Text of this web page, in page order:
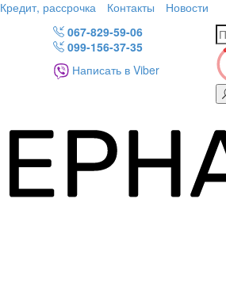
Кредит, рассрочка Контакты Новости
067-829-59-06
099-156-37-35
Написать в Viber